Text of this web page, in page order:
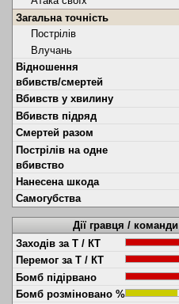
Загальна точність
Пострілів
Влучань
Відношення
вбивств/смертей
Вбивств у хвилину
Вбивств підряд
Смертей разом
Пострілів на одне
вбивство
Нанесена шкода
Самогубства
Дії гравця / команди
Заходів за Т / КТ
Перемог за Т / КТ
Бомб підірвано
Бомб розміновано %